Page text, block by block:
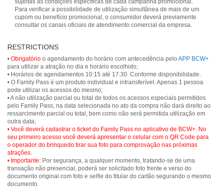
sujeitas às condições específicas de cada campanha promocional.
Para verificar a possibilidade de utilização simultânea de mais de um
cupom ou benefício promocional, o consumidor deverá previamente
consultar os canais oficiais de atendimento comercial da empresa.
RESTRICTIONS
• Obrigatório o agendamento do horário com antecedência pelo APP BCW+
para utilizar a atração no dia e horário escolhido;
• Horários de agendamentos 10:15 até 17:30. Conforme disponibilidade.
• O Family Pass é um produto individual e intransferível. Apenas 1 pessoa
pode utilizar os acessos do mesmo;
• A não utilização parcial ou total de todos os acessos especiais permitidos
pelo Family Pass, na data selecionada no ato da compra não dará direito ao
ressarcimento parcial ou total, bem como não será permitida utilização em
• Você deverá cadastrar o ticket do Family Pass no aplicativo de BCW+. No
seu primeiro acesso você deverá apresentar o celular com o QR Code para
o operador do brinquedo tirar sua foto para comprovação nas próximas
atrações.
• Importante: Por segurança, a qualquer momento, tratando-se de uma
transação não presencial, poderá ser solicitado foto frente e verso do
documento original com foto e selfie do titular do cartão segurando o mesmo
documento.